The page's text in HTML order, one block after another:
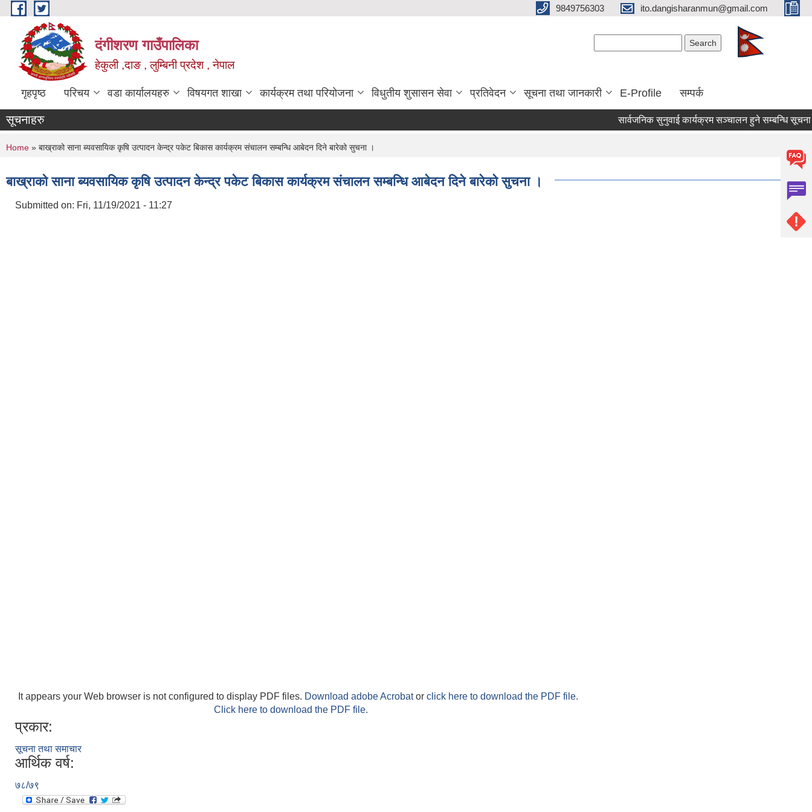
Skip to main content 9849756303 ito.dangisharanmun@gmail.com
दंगीशरण गाउँपालिका
हेकुली ,दाङ , लुम्बिनी प्रदेश , नेपाल
गृहपृष्ठ परिचय वडा कार्यालयहरु विषयगत शाखा कार्यक्रम तथा परियोजना विधुतीय शुसासन सेवा प्रतिवेदन सूचना तथा जानकारी E-Profile सम्पर्क
सूचनाहरु सार्वजनिक सुनुवाई कार्यक्रम सञ्चालन हुने सम्बन्धि सूचना ।
You are here
Home » बाख्राको साना ब्यवसायिक कृषि उत्पादन केन्द्र पकेट बिकास कार्यक्रम संचालन सम्बन्धि आबेदन दिने बारेको सुचना ।
बाख्राको साना ब्यवसायिक कृषि उत्पादन केन्द्र पकेट बिकास कार्यक्रम संचालन सम्बन्धि आबेदन दिने बारेको सुचना ।
Submitted on: Fri, 11/19/2021 - 11:27
It appears your Web browser is not configured to display PDF files. Download adobe Acrobator click here to download the PDF file.
Click here to download the PDF file.
प्रकार:
सूचना तथा समाचार
आर्थिक वर्ष:
७८/७९